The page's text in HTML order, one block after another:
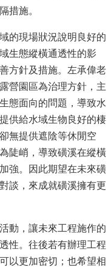
措施。
的現場狀況說明良好的
生態縱橫通透性的影
方針及措施。左承偉老
營園區為治理方針，主
態面向的問題，導致水
供給水域生物良好的棲
無提供遮陰等休閒空
陡峭，導致磺溪在縱橫
強。因此期望在未來磺
談，來成就磺溪擁有更
動，讓未來工程施作的
性。往後若有辦理工程
以更加密切；也希望相